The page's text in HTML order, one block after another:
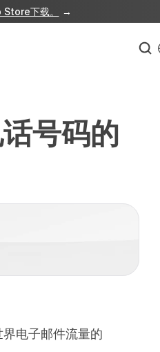
下载。 →
号码的
电子邮件流量的